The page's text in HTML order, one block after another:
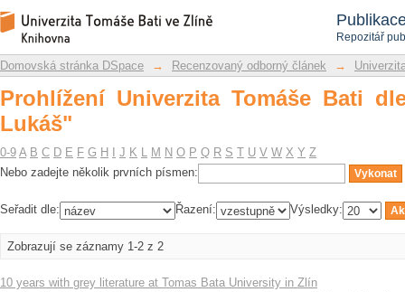
Repozitář
Prohlížení Univerzita Tomáše Bati dle
Repozitář DSpace/Manakin
Domovská stránka DSpace → Recenzovaný odborný článek →
Prohlížení Univerzita Tomáše Bati
Lukáš"
0-9 A B C D E F G H J K L M N O P Q R S T U V W X Y Z
Nebo zadejte několik prvních písmen:
Seřadit dle: Řazení: Výsledky:
Zobrazují se záznamy 1-2 z 2
10 years with grey literature at Tomas Bata University in Zlín